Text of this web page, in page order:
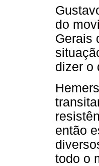
do
Gerais
dizer o
então
todo o